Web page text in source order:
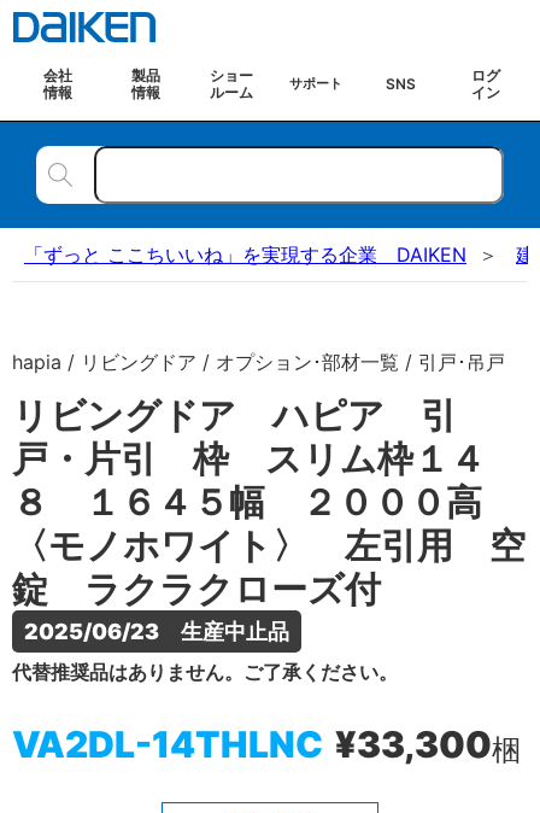
会社
情報
製品
情報
ショー
ルーム
サポート SNS
ログ
イン
「ずっと ここちいいね」を実現する企業 DAIKEN 建
hapia / リビングドア / オプション･部材一覧 / 引戸･吊戸
リビングドア ハピア 引
戸・片引 枠 スリム枠１４
８ １６４５幅 ２０００高
〈モノホワイト〉 左引用 空
錠 ラクラクローズ付
2025/06/23　生産中止品
代替推奨品はありません。ご了承ください。
VA2DL-14THLNC ¥33,300梱